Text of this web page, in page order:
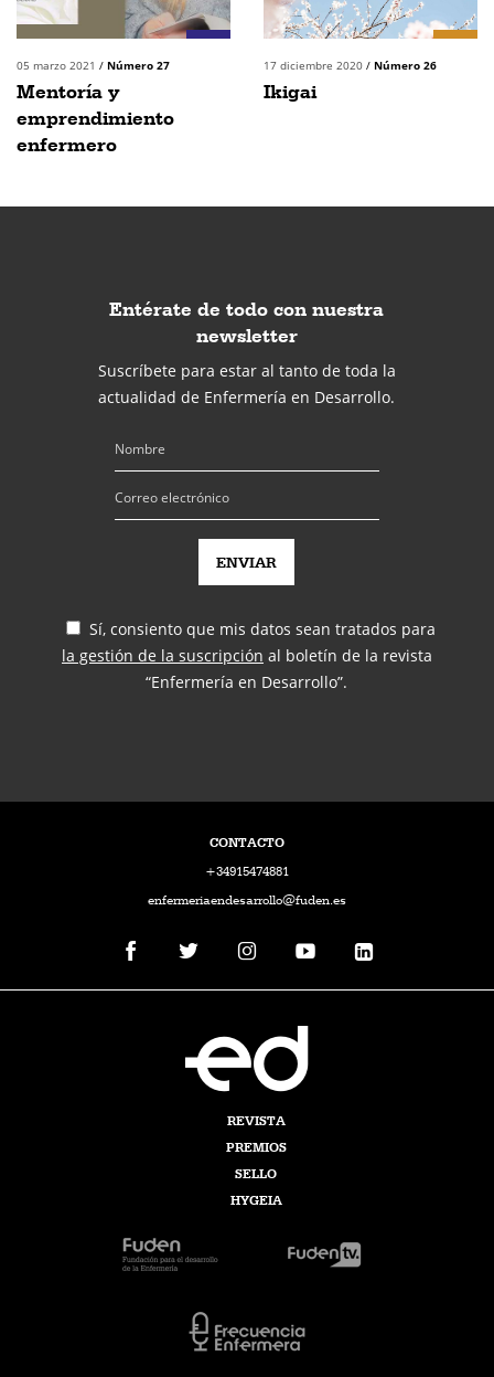
05 marzo 2021 / Número 27
Mentoría y
emprendimiento
enfermero
17 diciembre 2020 / Número 26
Ikigai
Entérate de todo con nuestra
newsletter
Suscríbete para estar al tanto de toda la
actualidad de Enfermería en Desarrollo.
Sí, consiento que mis datos sean tratados para
la gestión de la suscripción al boletín de la revista
“Enfermería en Desarrollo”.
CONTACTO
+34915474881
enfermeriaendesarrollo@fuden.es
REVISTA
PREMIOS
SELLO
HYGEIA